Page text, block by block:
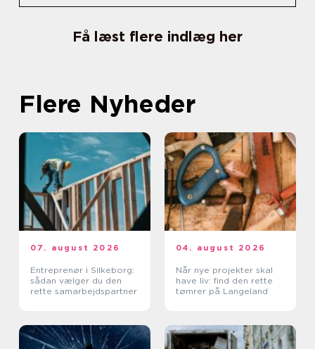
Få læst flere indlæg her
Flere Nyheder
07. august 2026
Entreprenør i Silkeborg:
sådan vælger du den
rette samarbejdspartner
04. august 2026
Når nye projekter skal
have liv: find den rette
tømrer på Langeland